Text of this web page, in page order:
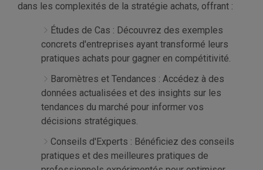
dans les complexités de la stratégie achats, offrant :
Études de Cas : Découvrez des exemples
concrets d'entreprises ayant transformé leurs
pratiques achats pour gagner en compétitivité.
Baromètres et Tendances : Accédez à des
données actualisées et des insights sur les
tendances du marché pour informer vos
décisions stratégiques.
Conseils d'Experts : Bénéficiez des conseils
pratiques et des meilleures pratiques de